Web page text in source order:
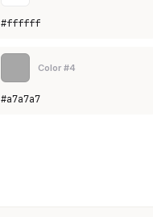
#ffffff
Color #4
#a7a7a7